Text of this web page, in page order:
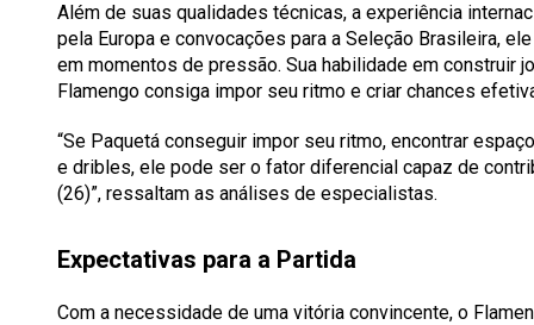
Além de suas qualidades técnicas, a experiência
pela Europa e convocações para a Seleção Brasileira,
em momentos de pressão. Sua habilidade em construir
Flamengo consiga impor seu ritmo e criar chances
“Se Paquetá conseguir impor seu ritmo, encontrar
e dribles, ele pode ser o fator diferencial capaz de
(26)”, ressaltam as análises de especialistas.
Expectativas para a Partida
Com a necessidade de uma vitória convincente, o